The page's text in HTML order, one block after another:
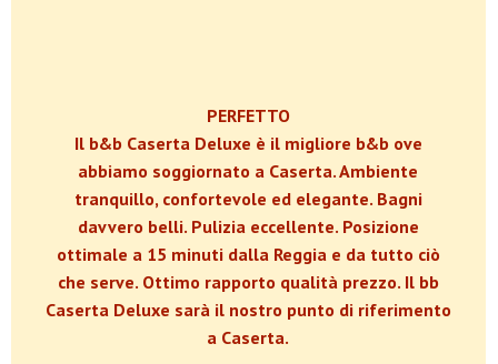
PERFETTO
Il b&b Caserta Deluxe è il migliore b&b ove
abbiamo soggiornato a Caserta. Ambiente
tranquillo, confortevole ed elegante. Bagni
davvero belli. Pulizia eccellente. Posizione
ottimale a 15 minuti dalla Reggia e da tutto ciò
che serve. Ottimo rapporto qualità prezzo. Il bb
Caserta Deluxe sarà il nostro punto di riferimento
a Caserta.